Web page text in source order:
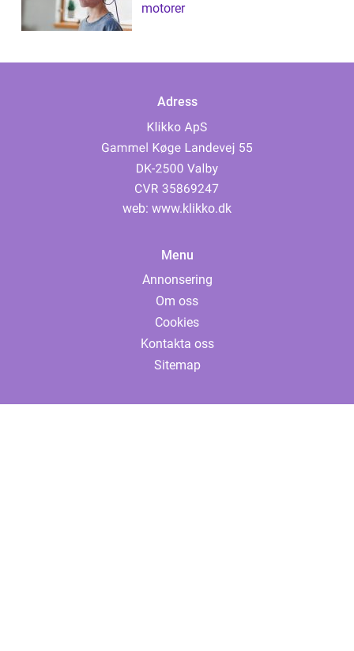
motorer
Adress
web: www.klikko.dk
Menu
Annonsering
Om oss
Cookies
Kontakta oss
Sitemap